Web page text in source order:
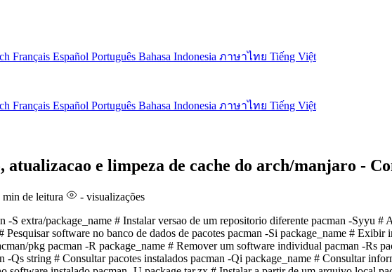
Français Español Português Bahasa Indonesia ภาษาไทย Tiếng Việt
Français Español Português Bahasa Indonesia ภาษาไทย Tiếng Việt
atualizacao e limpeza de cache do arch/manjaro -
min de leitura - visualizações
-S extra/package_name # Instalar versao de um repositorio diferente pacman -Syyu
software no banco de dados de pacotes pacman -Si package_name #
pkg pacman -R package_name # Remover um software individual pacman -Rs
-Qs string # Consultar pacotes instalados pacman -Qi package_name # Consultar